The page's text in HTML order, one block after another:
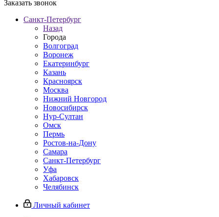
Заказать звонок
Санкт-Петербург
Назад
Города
Волгоград
Воронеж
Екатеринбург
Казань
Красноярск
Москва
Нижний Новгород
Новосибирск
Нур-Султан
Омск
Пермь
Ростов-на-Дону
Самара
Санкт-Петербург
Уфа
Хабаровск
Челябинск
Личный кабинет